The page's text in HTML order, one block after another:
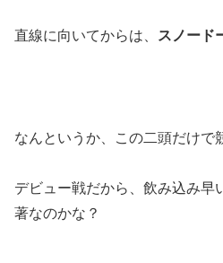
直線に向いてからは、 スノード
なんというか、この二頭だけで
デビュー戦だから、飲み込み早
著なのかな？